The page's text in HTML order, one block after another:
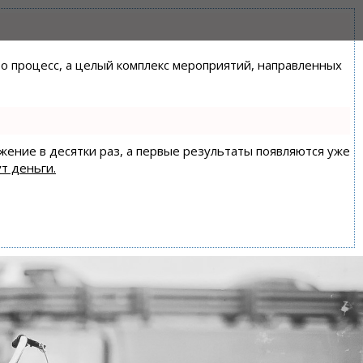
процесс, а целый комплекс мероприятий, направленных
в десятки раз, а первые результаты появляются уже
деньги.